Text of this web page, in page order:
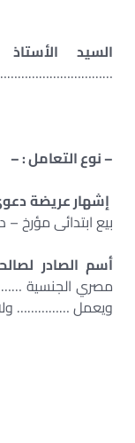
السيد
– نوع التعامل : –
إشهار عريضة
بيع ابتدائى مؤرخ
أسم الصادر
مصري الجنسية
ويعمل ……………